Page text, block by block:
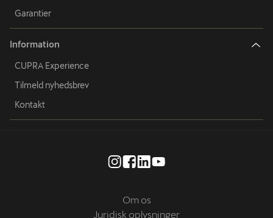
Garantier
Information
CUPRA Experience
Tilmeld nyhedsbrev
Kontakt
Om os
Juridisk oplysninger